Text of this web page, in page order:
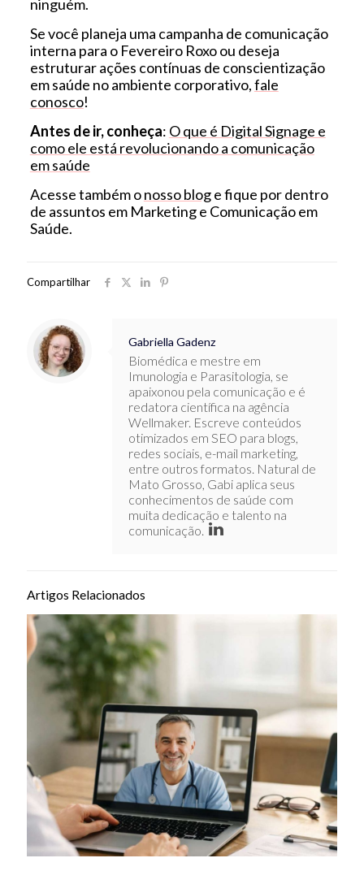
ninguém.
Se você planeja uma campanha de comunicação
interna para o Fevereiro Roxo ou deseja
estruturar ações contínuas de conscientização
em saúde no ambiente corporativo,fale
conosco!
Antes de ir, conheça: O que é Digital Signage e
como ele está revolucionando a comunicação
em saúde
Acesse também onosso bloge fique por dentro
de assuntos em Marketing e Comunicação em
Saúde.
Compartilhar
Gabriella Gadenz
Biomédica e mestre em
Imunologia e Parasitologia, se
apaixonou pela comunicação e é
redatora científica na agência
Wellmaker. Escreve conteúdos
otimizados em SEO para blogs,
redes sociais, e-mail marketing,
entre outros formatos. Natural de
Mato Grosso, Gabi aplica seus
conhecimentos de saúde com
muita dedicação e talento na
comunicação.
Artigos Relacionados